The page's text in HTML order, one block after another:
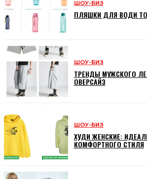
ШОУ-БИЗ
ПЛЯШКИ ДЛЯ ВОДИ
ШОУ-БИЗ
ТРЕНДЫ МУЖСКОГО
ОВЕРСАЙЗ
ШОУ-БИЗ
ХУДИ ЖЕНСКИЕ:
КОМФОРТНОГО СТИЛЯ